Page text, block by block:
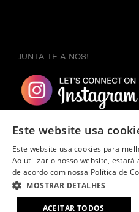
JUNTA-TE A NÓS!
Copyright ©2026Samsonite.
Este website usa
Este website usa cookies para
Ao utilizar o nosso website, estará
de acordo com nossa Política de
MOSTRAR DETALHES
ACEITAR TODOS